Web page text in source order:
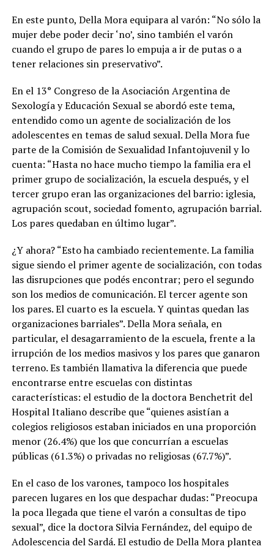
En este punto, Della Mora equipara al varón: “No sólo la
mujer debe poder decir ‘no’, sino también el varón
cuando el grupo de pares lo empuja a ir de putas o a
tener relaciones sin preservativo”.
En el 13° Congreso de la Asociación Argentina de
Sexología y Educación Sexual se abordó este tema,
entendido como un agente de socialización de los
adolescentes en temas de salud sexual. Della Mora fue
parte de la Comisión de Sexualidad Infantojuvenil y lo
cuenta: “Hasta no hace mucho tiempo la familia era el
primer grupo de socialización, la escuela después, y el
tercer grupo eran las organizaciones del barrio: iglesia,
agrupación scout, sociedad fomento, agrupación barrial.
Los pares quedaban en último lugar”.
¿Y ahora? “Esto ha cambiado recientemente. La familia
sigue siendo el primer agente de socialización, con todas
las disrupciones que podés encontrar; pero el segundo
son los medios de comunicación. El tercer agente son
los pares. El cuarto es la escuela. Y quintas quedan las
organizaciones barriales”. Della Mora señala, en
particular, el desagarramiento de la escuela, frente a la
irrupción de los medios masivos y los pares que ganaron
terreno. Es también llamativa la diferencia que puede
encontrarse entre escuelas con distintas
características: el estudio de la doctora Benchetrit del
Hospital Italiano describe que “quienes asistían a
colegios religiosos estaban iniciados en una proporción
menor (26.4%) que los que concurrían a escuelas
públicas (61.3%) o privadas no religiosas (67.7%)”.
En el caso de los varones, tampoco los hospitales
parecen lugares en los que despachar dudas: “Preocupa
la poca llegada que tiene el varón a consultas de tipo
sexual”, dice la doctora Silvia Fernández, del equipo de
Adolescencia del Sardá. El estudio de Della Mora plantea